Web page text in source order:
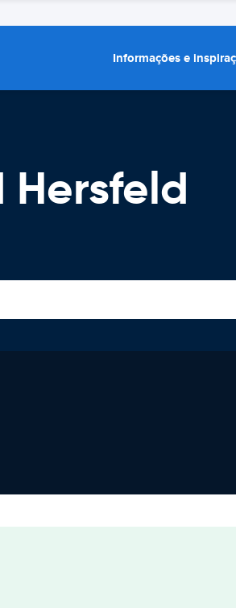
Informações e